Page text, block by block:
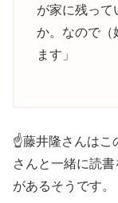
が家に残って
か。なので（
ます」
☝藤井隆さんはこ
さんと一緒に読
があるそうです。